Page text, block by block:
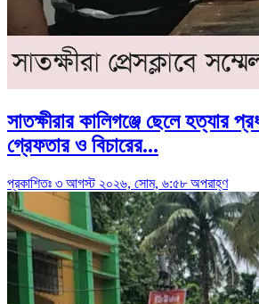
সাতক্ষীরার কালিগঞ্জে ছেলে হত্যার
গ্রেফতার ও বিচারের...
প্রকাশিতঃ ৩ আগস্ট ২০২৬, সোম, ৬:৫৮ অপরাহ্ণ